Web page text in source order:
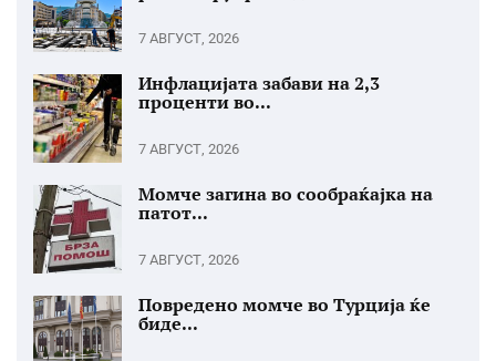
7 АВГУСТ, 2026
Инфлацијата забави на 2,3
проценти во...
7 АВГУСТ, 2026
Момче загина во сообраќајка на
патот...
7 АВГУСТ, 2026
Повредено момче во Турција ќе
биде...